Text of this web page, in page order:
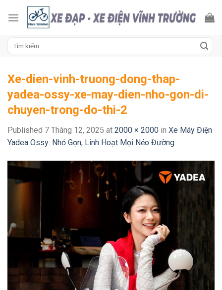
Xe-dien-vinh-truong-dong-thap-
yadea-ossy-xe-may-dien-nho-gon-di-
chuyen-trong-do-thi-2
Published 7 Tháng 12, 2025 at 2000 × 2000 in Xe Máy Điện
Yadea Ossy: Nhỏ Gọn, Linh Hoạt Mọi Nẻo Đường